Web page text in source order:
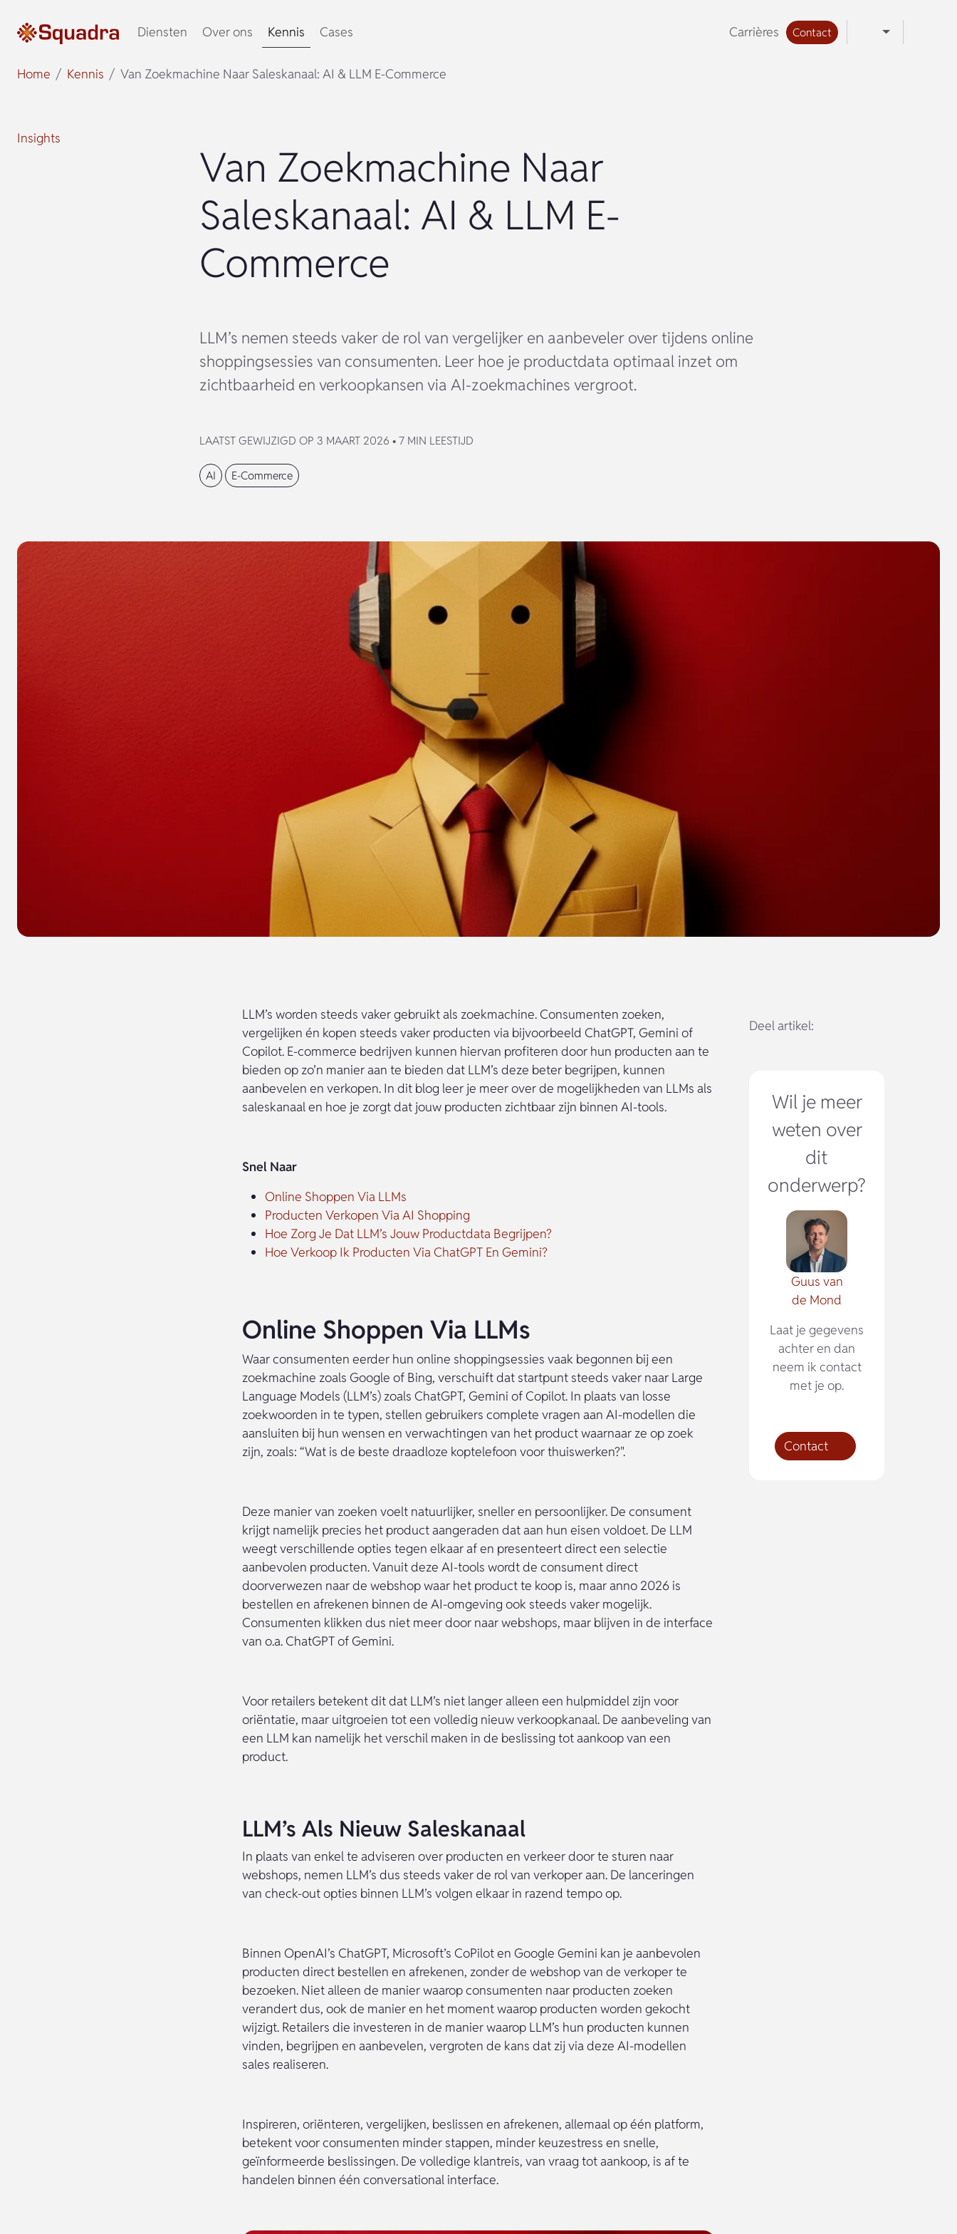
Diensten Over ons Kennis Cases Carrières Contact
Home Kennis Van Zoekmachine Naar Saleskanaal: AI & LLM E-Commerce
Insights
Van Zoekmachine Naar
Saleskanaal: AI & LLM E-
Commerce
LLM’s nemen steeds vaker de rol van vergelijker en aanbeveler over tijdens online
shoppingsessies van consumenten. Leer hoe je productdata optimaal inzet om
zichtbaarheid en verkoopkansen via AI-zoekmachines vergroot.
LAATST GEWIJZIGD OP 3 MAART 2026 • 7 MIN LEESTIJD
AI E-Commerce
LLM’s worden steeds vaker gebruikt als zoekmachine. Consumenten zoeken,
vergelijken én kopen steeds vaker producten via bijvoorbeeld ChatGPT, Gemini of
Copilot. E-commerce bedrijven kunnen hiervan profiteren door hun producten aan te
bieden op zo’n manier aan te bieden dat LLM’s deze beter begrijpen, kunnen
aanbevelen en verkopen. In dit blog leer je meer over de mogelijkheden van LLMs als
saleskanaal en hoe je zorgt dat jouw producten zichtbaar zijn binnen AI-tools.
Snel Naar
Online Shoppen Via LLMs
Producten Verkopen Via AI Shopping
Hoe Zorg Je Dat LLM’s Jouw Productdata Begrijpen?
Hoe Verkoop Ik Producten Via ChatGPT En Gemini?
Online Shoppen Via LLMs
Waar consumenten eerder hun online shoppingsessies vaak begonnen bij een
zoekmachine zoals Google of Bing, verschuift dat startpunt steeds vaker naar Large
Language Models (LLM’s) zoals ChatGPT, Gemini of Copilot. In plaats van losse
zoekwoorden in te typen, stellen gebruikers complete vragen aan AI-modellen die
aansluiten bij hun wensen en verwachtingen van het product waarnaar ze op zoek
zijn, zoals: “Wat is de beste draadloze koptelefoon voor thuiswerken?".
Deze manier van zoeken voelt natuurlijker, sneller en persoonlijker. De consument
krijgt namelijk precies het product aangeraden dat aan hun eisen voldoet. De LLM
weegt verschillende opties tegen elkaar af en presenteert direct een selectie
aanbevolen producten. Vanuit deze AI-tools wordt de consument direct
doorverwezen naar de webshop waar het product te koop is, maar anno 2026 is
bestellen en afrekenen binnen de AI-omgeving ook steeds vaker mogelijk.
Consumenten klikken dus niet meer door naar webshops, maar blijven in de interface
van o.a. ChatGPT of Gemini.
Voor retailers betekent dit dat LLM’s niet langer alleen een hulpmiddel zijn voor
oriëntatie, maar uitgroeien tot een volledig nieuw verkoopkanaal. De aanbeveling van
een LLM kan namelijk het verschil maken in de beslissing tot aankoop van een
product.
LLM’s Als Nieuw Saleskanaal
In plaats van enkel te adviseren over producten en verkeer door te sturen naar
webshops, nemen LLM’s dus steeds vaker de rol van verkoper aan. De lanceringen
van check-out opties binnen LLM’s volgen elkaar in razend tempo op.
Binnen OpenAI’s ChatGPT, Microsoft’s CoPilot en Google Gemini kan je aanbevolen
producten direct bestellen en afrekenen, zonder de webshop van de verkoper te
bezoeken. Niet alleen de manier waarop consumenten naar producten zoeken
verandert dus, ook de manier en het moment waarop producten worden gekocht
wijzigt. Retailers die investeren in de manier waarop LLM’s hun producten kunnen
vinden, begrijpen en aanbevelen, vergroten de kans dat zij via deze AI-modellen
sales realiseren.
Inspireren, oriënteren, vergelijken, beslissen en afrekenen, allemaal op één platform,
betekent voor consumenten minder stappen, minder keuzestress en snelle,
geïnformeerde beslissingen. De volledige klantreis, van vraag tot aankoop, is af te
handelen binnen één conversational interface.
Deel artikel:
Wil je meer
weten over
dit
onderwerp?
Guus van
de Mond
Laat je gegevens
achter en dan
neem ik contact
met je op.
Contact